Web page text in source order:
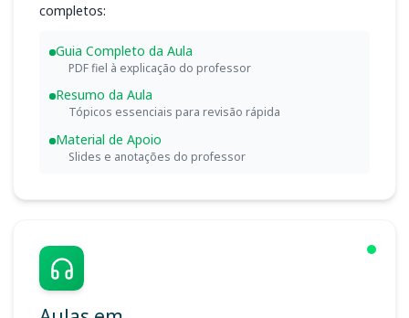
completos:
Guia Completo da Aula
PDF fiel à explicação do professor
Resumo da Aula
Tópicos essenciais para revisão rápida
Material de Apoio
Slides e anotações do professor